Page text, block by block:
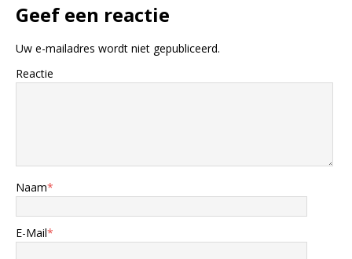
Geef een reactie
Uw e-mailadres wordt niet gepubliceerd.
Reactie
Naam*
E-Mail*